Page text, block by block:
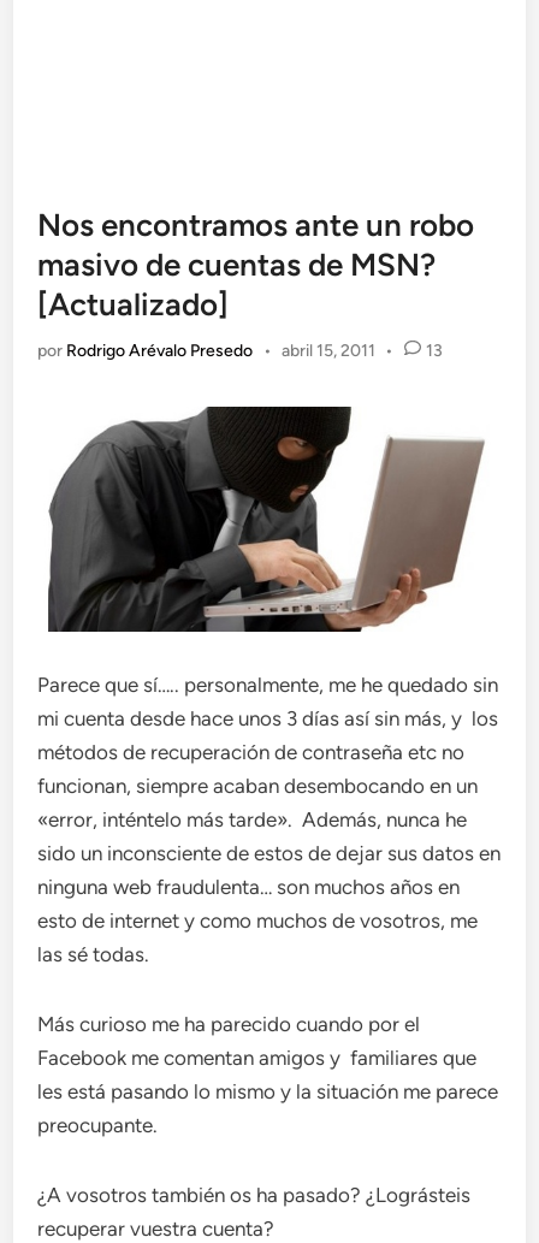
Nos encontramos ante un robo
masivo de cuentas de MSN?
[Actualizado]
por Rodrigo Arévalo Presedo • abril 15, 2011 • 13
Parece que sí….. personalmente, me he quedado sin
mi cuenta desde hace unos 3 días así sin más, y los
métodos de recuperación de contraseña etc no
funcionan, siempre acaban desembocando en un
«error, inténtelo más tarde». Además, nunca he
sido un inconsciente de estos de dejar sus datos en
ninguna web fraudulenta… son muchos años en
esto de internet y como muchos de vosotros, me
las sé todas.
Más curioso me ha parecido cuando por el
Facebook me comentan amigos y familiares que
les está pasando lo mismo y la situación me parece
preocupante.
¿A vosotros también os ha pasado? ¿Lográsteis
recuperar vuestra cuenta?